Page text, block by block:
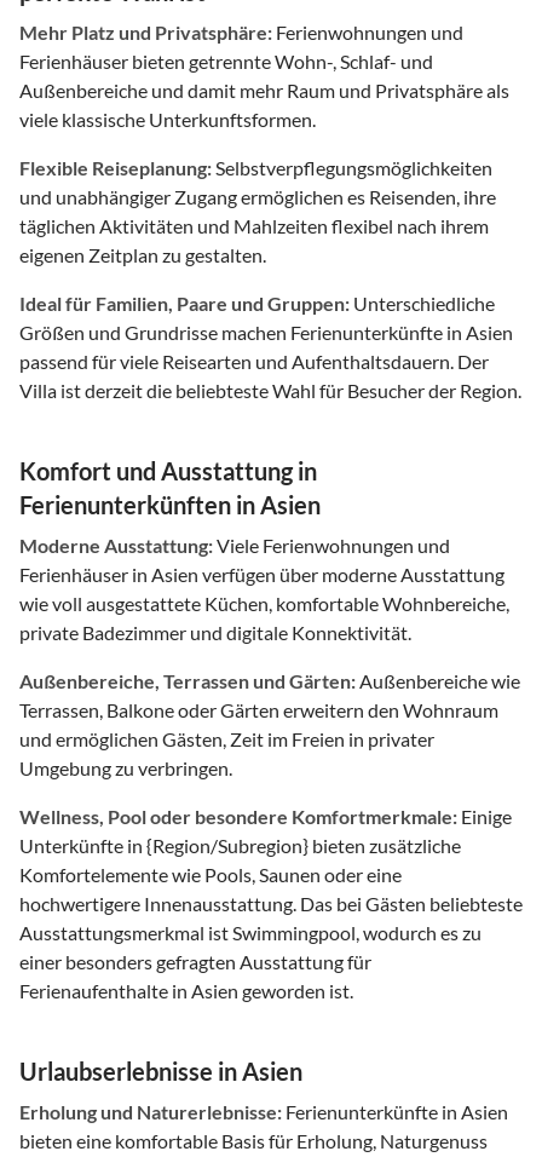
Mehr Platz und Privatsphäre: Ferienwohnungen und
Ferienhäuser bieten getrennte Wohn-, Schlaf- und
Außenbereiche und damit mehr Raum und Privatsphäre als
viele klassische Unterkunftsformen.
Flexible Reiseplanung:Selbstverpflegungsmöglichkeiten
und unabhängiger Zugang ermöglichen es Reisenden, ihre
täglichen Aktivitäten und Mahlzeiten flexibel nach ihrem
eigenen Zeitplan zu gestalten.
Ideal für Familien, Paare und Gruppen: Unterschiedliche
Größen und Grundrisse machen Ferienunterkünfte in Asien
passend für viele Reisearten und Aufenthaltsdauern. Der
Villa ist derzeit die beliebteste Wahl für Besucher der Region.
Komfort und Ausstattung in
Ferienunterkünften in Asien
Moderne Ausstattung:Viele Ferienwohnungen und
Ferienhäuser in Asien verfügen über moderne Ausstattung
wie voll ausgestattete Küchen, komfortable Wohnbereiche,
private Badezimmer und digitale Konnektivität.
Außenbereiche, Terrassen und Gärten:Außenbereiche wie
Terrassen, Balkone oder Gärten erweitern den Wohnraum
und ermöglichen Gästen, Zeit im Freien in privater
Umgebung zu verbringen.
Wellness, Pool oder besondere Komfortmerkmale: Einige
Unterkünfte in {Region/Subregion} bieten zusätzliche
Komfortelemente wie Pools, Saunen oder eine
hochwertigere Innenausstattung. Das bei Gästen beliebteste
Ausstattungsmerkmal ist Swimmingpool, wodurch es zu
einer besonders gefragten Ausstattung für
Ferienaufenthalte in Asien geworden ist.
Urlaubserlebnisse in Asien
Erholung und Naturerlebnisse: Ferienunterkünfte in Asien
bieten eine komfortable Basis für Erholung, Naturgenuss